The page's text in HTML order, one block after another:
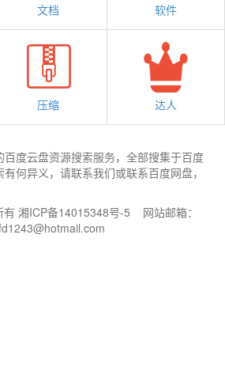
文档 软件
压缩 达人
百度云盘资源搜索服务，全部搜集于百度
何异义，请联系我们或联系百度网盘，
湘ICP备14015348号-5 网站邮箱：